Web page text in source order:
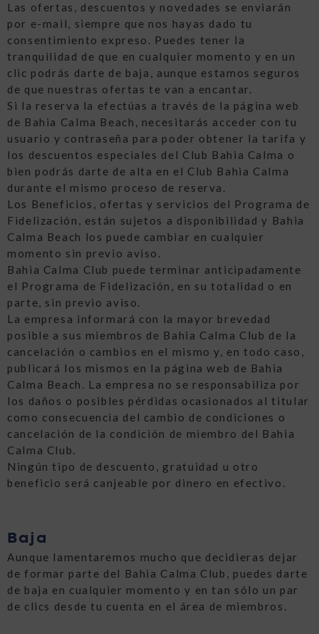
Las ofertas, descuentos y novedades se enviarán
por e-mail, siempre que nos hayas dado tu
consentimiento expreso. Puedes tener la
tranquilidad de que en cualquier momento y en un
clic podrás darte de baja, aunque estamos seguros
de que nuestras ofertas te van a encantar.
Si la reserva la efectúas a través de la página web
de Bahia Calma Beach, necesitarás acceder con tu
usuario y contraseña para poder obtener la tarifa y
los descuentos especiales del Club Bahia Calma o
bien podrás darte de alta en el Club Bahia Calma
durante el mismo proceso de reserva.
Los Beneficios, ofertas y servicios del Programa de
Fidelización, están sujetos a disponibilidad y Bahia
Calma Beach los puede cambiar en cualquier
momento sin previo aviso.
Bahia Calma Club puede terminar anticipadamente
el Programa de Fidelización, en su totalidad o en
parte, sin previo aviso.
La empresa informará con la mayor brevedad
posible a sus miembros de Bahia Calma Club de la
cancelación o cambios en el mismo y, en todo caso,
publicará los mismos en la página web de Bahia
Calma Beach. La empresa no se responsabiliza por
los daños o posibles pérdidas ocasionados al titular
como consecuencia del cambio de condiciones o
cancelación de la condición de miembro del Bahia
Calma Club.
Ningún tipo de descuento, gratuidad u otro
beneficio será canjeable por dinero en efectivo.
Baja
Aunque lamentaremos mucho que decidieras dejar
de formar parte del Bahia Calma Club, puedes darte
de baja en cualquier momento y en tan sólo un par
de clics desde tu cuenta en el área de miembros.